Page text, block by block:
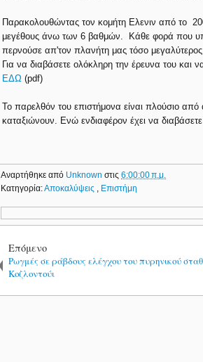
Παρακολουθώντας τον κομήτη Ελενιν από το
μεγέθους άνω των 6 βαθμών. Κάθε φορά που
περνούσε απ'τον πλανήτη μας τόσο
Για να διαβάσετε ολόκληρη την έρευνα του και
ΕΔΩ (pdf)
Το παρελθόν του επιστήμονα είναι πλούσιο από
καταξιώνουν. Ενώ ενδιαφέρον έχει να
Αναρτήθηκε από Unknownστις6:00:00 π.μ.
Κατηγορία:Αποκαλύψεις Επιστήμη
Επόμενο
Ρωγμές σε ράβδους ελέγχου του πυρηνικού
Κοζλοντούι